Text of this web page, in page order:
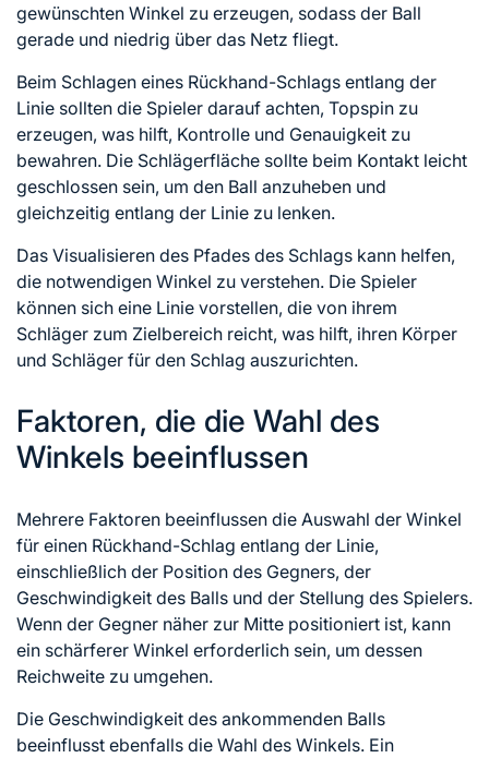
gewünschten Winkel zu erzeugen, sodass der Ball
gerade und niedrig über das Netz fliegt.
Beim Schlagen eines Rückhand-Schlags entlang der
Linie sollten die Spieler darauf achten, Topspin zu
erzeugen, was hilft, Kontrolle und Genauigkeit zu
bewahren. Die Schlägerfläche sollte beim Kontakt leicht
geschlossen sein, um den Ball anzuheben und
gleichzeitig entlang der Linie zu lenken.
Das Visualisieren des Pfades des Schlags kann helfen,
die notwendigen Winkel zu verstehen. Die Spieler
können sich eine Linie vorstellen, die von ihrem
Schläger zum Zielbereich reicht, was hilft, ihren Körper
und Schläger für den Schlag auszurichten.
Faktoren, die die Wahl des
Winkels beeinflussen
Mehrere Faktoren beeinflussen die Auswahl der Winkel
für einen Rückhand-Schlag entlang der Linie,
einschließlich der Position des Gegners, der
Geschwindigkeit des Balls und der Stellung des Spielers.
Wenn der Gegner näher zur Mitte positioniert ist, kann
ein schärferer Winkel erforderlich sein, um dessen
Reichweite zu umgehen.
Die Geschwindigkeit des ankommenden Balls
beeinflusst ebenfalls die Wahl des Winkels. Ein